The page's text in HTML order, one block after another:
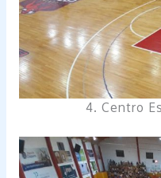
4. Centro